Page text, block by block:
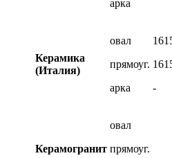
арка
Керамика
(Италия)
овал
прямоуг.
арка
-
Керамогранит
овал
прямоуг.